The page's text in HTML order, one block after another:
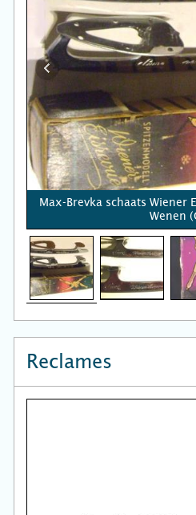
Max-Brevka schaats Wiener
Wenen
Reclames